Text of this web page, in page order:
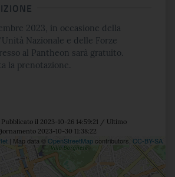
2023, in occasione della
Nazionale e delle Forze
al Pantheon sarà gratuito.
la prenotazione.
il 2023-10-26 14:59:21 / Ultimo
2023-10-30 11:38:22
| Map data © OpenStreetMapcontributors, CC-BY-SA